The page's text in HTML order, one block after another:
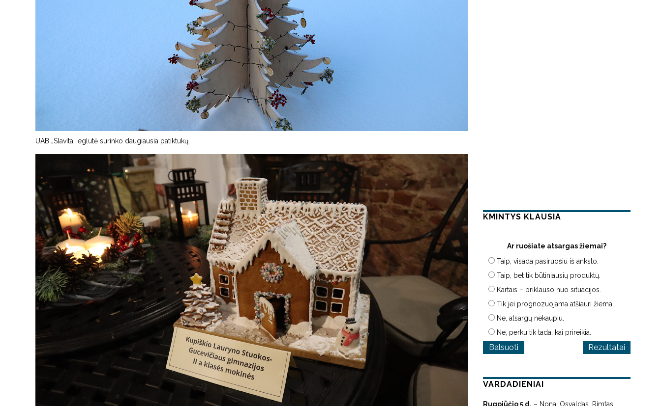
UAB „Slavita“ eglutė surinko daugiausia patiktukų.
KMINTYS KLAUSIA
Ar ruošiate atsargas žiemai?
Taip, visada pasiruošiu iš anksto.
Taip, bet tik būtiniausių produktų.
Kartais – priklauso nuo situacijos.
Tik jei prognozuojama atšiauri žiema.
Ne, atsargų nekaupiu.
Ne, perku tik tada, kai prireikia.
Rezultatai
VARDADIENIAI
Rugpjūčio 5 d. – Nona, Osvaldas, Rimtas,